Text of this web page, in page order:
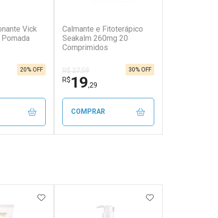
Vick
20% OFF
Calmante e Fitoterápico
Seakalm 260mg 20
Comprimidos
R$ 27,59
R$19,29
30% OFF
COMPRAR
ADICIONAR AOS FAVORITOSADICIONAR AOS